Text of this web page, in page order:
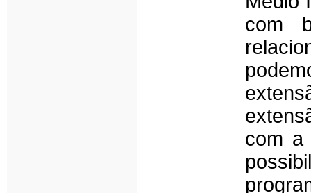
com
com a